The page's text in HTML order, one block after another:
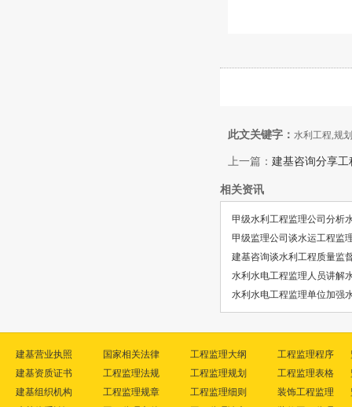
此文关键字： 水利工程,规
上一篇： 建基咨询分享
相关资讯
甲级水利工程监理公司分析
甲级监理公司谈水运工程监
建基咨询谈水利工程质量监
水利水电工程监理人员讲解
水利水电工程监理单位加强
建基营业执照
建基资质证书
建基组织机构
国家相关法律
工程监理法规
工程监理规章
工程监理大纲
工程监理规划
工程监理细则
工程监理程序
工程监理表格
装饰工程监理